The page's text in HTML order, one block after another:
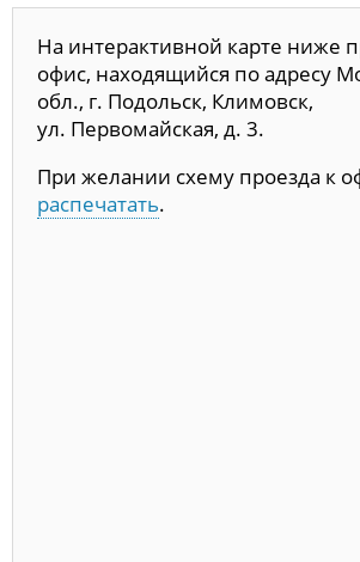
На интерактивной карте ниже
офис, находящийся по адресу
обл., г. Подольск, Климовск,
ул. Первомайская, д. 3.
При желании схему проезда к
распечатать.